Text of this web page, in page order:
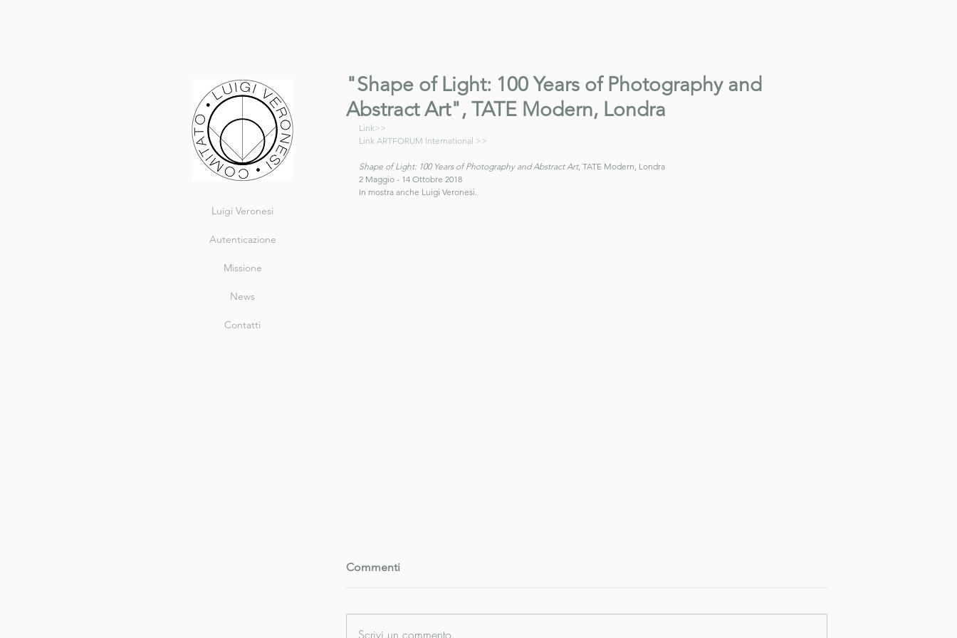
Luigi Veronesi
Autenticazione
Missione
News
Contatti
"Shape of Light: 100 Years of Photography and
Abstract Art", TATE Modern, Londra
Link>>
Link ARTFORUM International >>
Shape of Light: 100 Years of Photography and Abstract Art, TATE Modern, Londra
2 Maggio - 14 Ottobre 2018
In mostra anche Luigi Veronesi.
Commenti
Scrivi un commento...